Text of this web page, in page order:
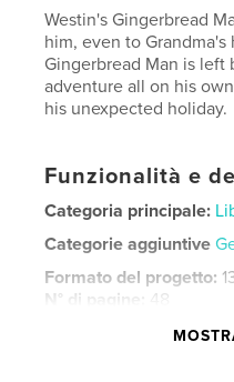
Westin's Gingerbread
him, even to
Gingerbread Man is left
adventure all on his
his unexpected holiday.
Funzionalità e
Categoria principale:
Categorie aggiuntive
Formato del progetto:
N° di pagine:
48